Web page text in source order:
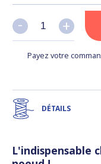
+
- +
-
Payez votre
DÉTAILS
L'indispensable